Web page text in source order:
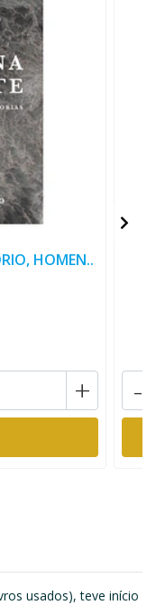
HOMEN..
+ -
usados), teve início